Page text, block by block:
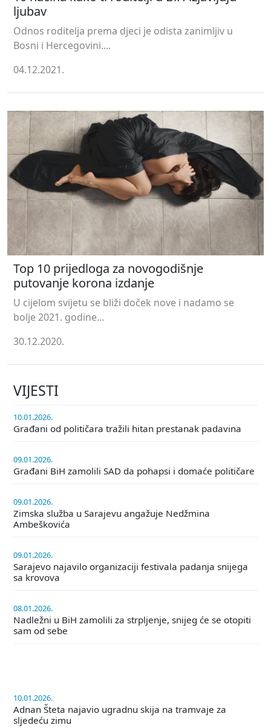
ljubav
Odnos roditelja prema djeci je odista zanimljiv u
Bosni i Hercegovini....
04.12.2021.
Top 10 prijedloga za novogodišnje
putovanje korona izdanje
U cijelom svijetu se bliži doček nove i nadamo se
bolje 2021. godine...
30.12.2020.
VIJESTI
10.01.2026.
Građani od političara tražili hitan prestanak padavina
09.01.2026.
Građani BiH zamolili SAD da pohapsi i domaće političare
09.01.2026.
Zimska služba u Sarajevu angažuje Nedžmina
Ambeškovića
09.01.2026.
Sarajevo najavilo organizaciji festivala padanja snijega
sa krovova
08.01.2026.
Nadležni u BiH zamolili za strpljenje, snijeg će se otopiti
sam od sebe
10.01.2026.
Adnan Šteta najavio ugradnu skija na tramvaje za
sljedeću zimu